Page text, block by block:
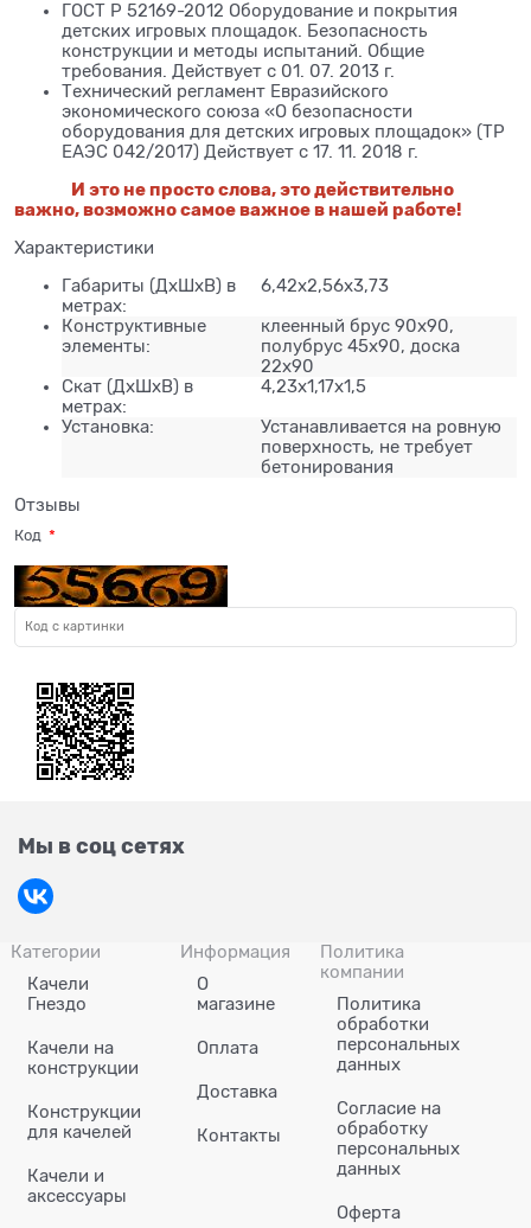
ГОСТ Р 52169-2012 Оборудование и покрытия
детских игровых площадок. Безопасность
конструкции и методы испытаний. Общие
требования. Действует с 01. 07. 2013 г.
Технический регламент Евразийского
экономического союза «О безопасности
оборудования для детских игровых площадок» (ТР
ЕАЭС 042/2017) Действует с 17. 11. 2018 г.
И это не просто слова, это действительно
важно, возможно самое важное в нашей работе!
Характеристики
Габариты (ДхШхВ) в
метрах:
6,42х2,56х3,73
Конструктивные
элементы:
клеенный брус 90х90,
полубрус 45х90, доска
22х90
Скат (ДхШхВ) в
метрах:
4,23х1,17х1,5
Установка:
Устанавливается на ровную
поверхность, не требует
бетонирования
Отзывы
Код
Мы в соц сетях
Категории
Качели
Гнездо
Качели на
конструкции
Конструкции
для качелей
Качели и
аксессуары
Информация
О
магазине
Оплата
Доставка
Контакты
Политика
компании
Политика
обработки
персональных
данных
Согласие на
обработку
персональных
данных
Оферта